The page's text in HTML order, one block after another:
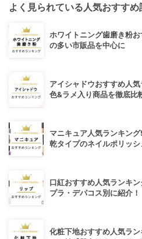
よく見られている人気おすすめ
ホワイトニング歯磨き粉
の多い市販品を中心に
アイシャドウおすすめ人
色&ラメ入り商品を徹底比
マニキュア人気ランキン
乾タイプのネイルポリッシ
口紅おすすめ人気ランキ
プラ・デパコス別に紹介！
化粧下地おすすめ人気ラ